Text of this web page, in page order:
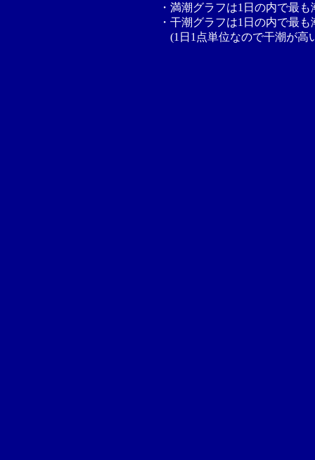
・満潮グラフは1日の内で最
・干潮グラフは1日の内で最
(1日1点単位なので干潮が高